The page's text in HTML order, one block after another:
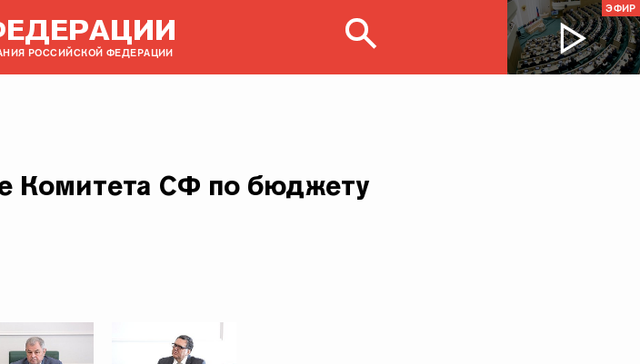
РОССИЙСКОЙ ФЕДЕРАЦИИ
ЭФИР
Комитета СФ по бюджету